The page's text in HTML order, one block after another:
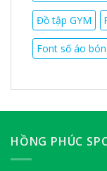
Đồ tập GYM
Font số áo
HỒNG PHÚC